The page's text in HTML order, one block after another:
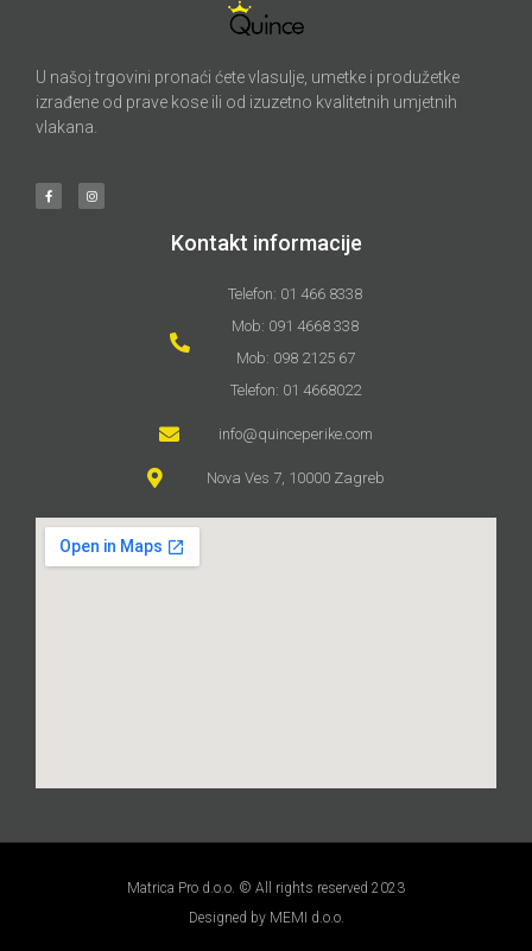
U našoj trgovini pronaći ćete vlasulje, umetke i produžetke
izrađene od prave kose ili od izuzetno kvalitetnih umjetnih
vlakana.
Kontakt informacije
Telefon: 01 466 8338
Mob: 091 4668 338
Mob: 098 2125 67
Telefon: 01 4668022
info@quinceperike.com
Nova Ves 7, 10000 Zagreb
Matrica Pro d.o.o. © All rights reserved 2023
Designed by MEMI d.o.o.